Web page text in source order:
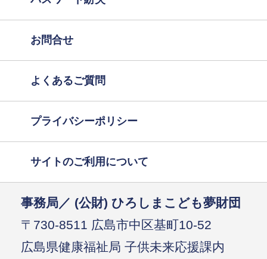
お問合せ
よくあるご質問
プライバシーポリシー
サイトのご利用について
事務局／ (公財) ひろしまこども夢財団
〒730-8511 広島市中区基町10-52
広島県健康福祉局 子供未来応援課内